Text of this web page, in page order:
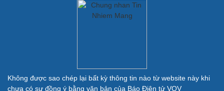
Du lịch
Quân sự - Quốc phòng
Không được sao chép lại bất kỳ thông tin nào từ website này khi
chưa có sự đồng ý bằng văn bản của Báo Điện tử VOV